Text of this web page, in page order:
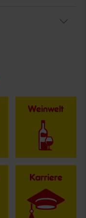
Weinwelt
Karriere